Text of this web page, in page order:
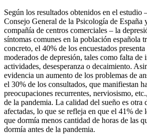
Según los resultados obtenidos en el estudio
Consejo General de la Psicología de España
compañía de centros comerciales – la
síntomas comunes en la población española
concreto, el 40% de los encuestados
moderados de depresión, tales como falta de
actividades, desesperanza o decaimiento.
evidencia un aumento de los problemas de
el 30% de los consultados, que manifiestan
preocupaciones recurrentes, nerviosismo,
de la pandemia. La calidad del sueño es otra
afectadas, lo que se refleja en que el 41% de
que dormía menos cantidad de horas de las
dormía antes de la pandemia.